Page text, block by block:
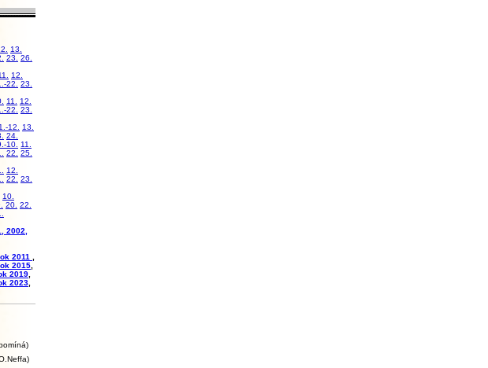
13.
23.
26.
12.
22.
23.
11.
12.
22.
23.
12.
13.
24.
10.
11.
22.
25.
12.
22.
23.
10.
20. 22.
2002,
2011
2015
2019
2023